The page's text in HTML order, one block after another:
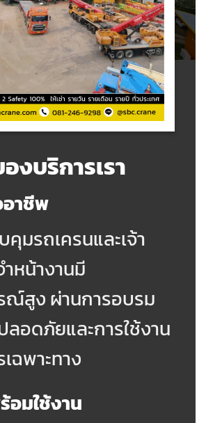
งบริการเรา
าชีพ
มรถเครนและเจ้า
หน้างานมี
ณ์สูง ผ่านการอบรม
ลอดภัยและการใช้งาน
ฉพาะทาง
อมใช้งาน